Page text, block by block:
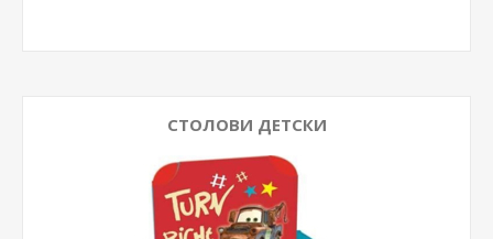
СТОЛОВИ ДЕТСКИ